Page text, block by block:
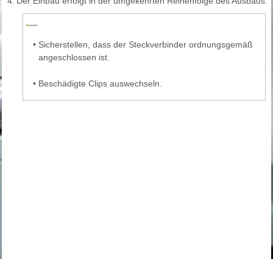
• Sicherstellen, dass der Steckverbinder ordnungsgemäß
angeschlossen ist.
• Beschädigte Clips auswechseln.